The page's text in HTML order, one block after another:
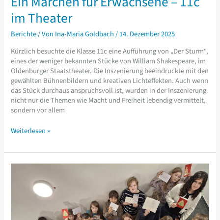
im Theater
Berichte/ Von Ina-Maria Goldbach/14. Dezember 2025
Kürzlich besuchte die Klasse 11c eine Aufführung von „Der Sturm“,
eines der weniger bekannten Stücke von William Shakespeare, im
Oldenburger Staatstheater. Die Inszenierung beeindruckte mit den
gewählten Bühnenbildern und kreativen Lichteffekten. Auch wenn
das Stück durchaus anspruchsvoll ist, wurden in der Inszenierung
nicht nur die Themen wie Macht und Freiheit lebendig vermittelt,
sondern vor allem
Ein
für
Weiterlesen »